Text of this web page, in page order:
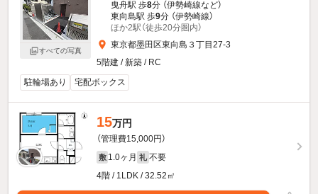
すべての写真
曳舟駅 歩8分 （伊勢崎線など）
東向島駅 歩9分 （伊勢崎線）
ほか2駅（徒歩20分圏内）
東京都墨田区東向島３丁目27-3
5階建 / 新築 / RC
駐輪場あり
宅配ボックス
15万円
（管理費15,000円）
敷 1.0ヶ月 礼 不要
4階 / 1LDK / 32.52㎡